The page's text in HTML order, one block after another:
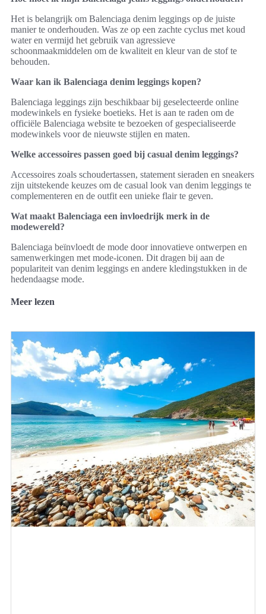
Het is belangrijk om Balenciaga denim leggings op de juiste
manier te onderhouden. Was ze op een zachte cyclus met koud
water en vermijd het gebruik van agressieve
schoonmaakmiddelen om de kwaliteit en kleur van de stof te
behouden.
Waar kan ik Balenciaga denim leggings kopen?
Balenciaga leggings zijn beschikbaar bij geselecteerde online
modewinkels en fysieke boetieks. Het is aan te raden om de
officiële Balenciaga website te bezoeken of gespecialiseerde
modewinkels voor de nieuwste stijlen en maten.
Welke accessoires passen goed bij casual denim leggings?
Accessoires zoals schoudertassen, statement sieraden en sneakers
zijn uitstekende keuzes om de casual look van denim leggings te
complementeren en de outfit een unieke flair te geven.
Wat maakt Balenciaga een invloedrijk merk in de
modewereld?
Balenciaga beïnvloedt de mode door innovatieve ontwerpen en
samenwerkingen met mode-iconen. Dit dragen bij aan de
populariteit van denim leggings en andere kledingstukken in de
hedendaagse mode.
Meer lezen